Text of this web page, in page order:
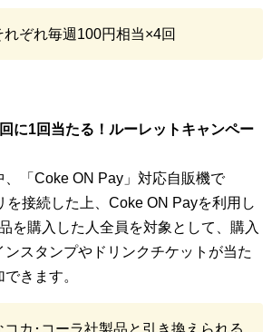
ぞれ毎週100円相当×4回
に1回当たる！ルーレットキャンペー
、「Coke ON Pay」対応自販機で
を接続した上、Coke ON Payを利用し
を購入した人全員を対象として、購入
ンスタンプやドリンクチケットが当た
きます。
カ･コーラ社製品と引き換えられる